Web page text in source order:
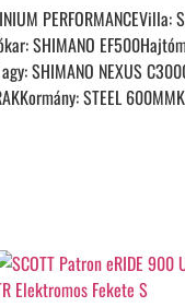
PERFORMANCEVilla:
SHIMANO
SHIMANO NEXUS
STEEL